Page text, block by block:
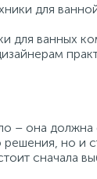
для
для ванных
– она
но и
сначала